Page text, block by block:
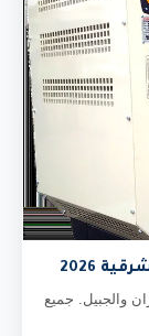
2026
والجبيل. جميع